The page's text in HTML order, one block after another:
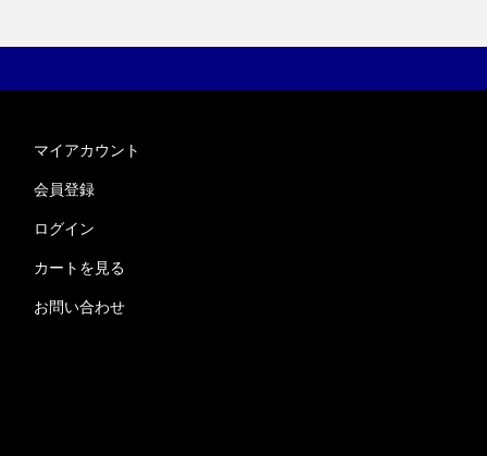
マイアカウント
会員登録
ログイン
カートを見る
お問い合わせ